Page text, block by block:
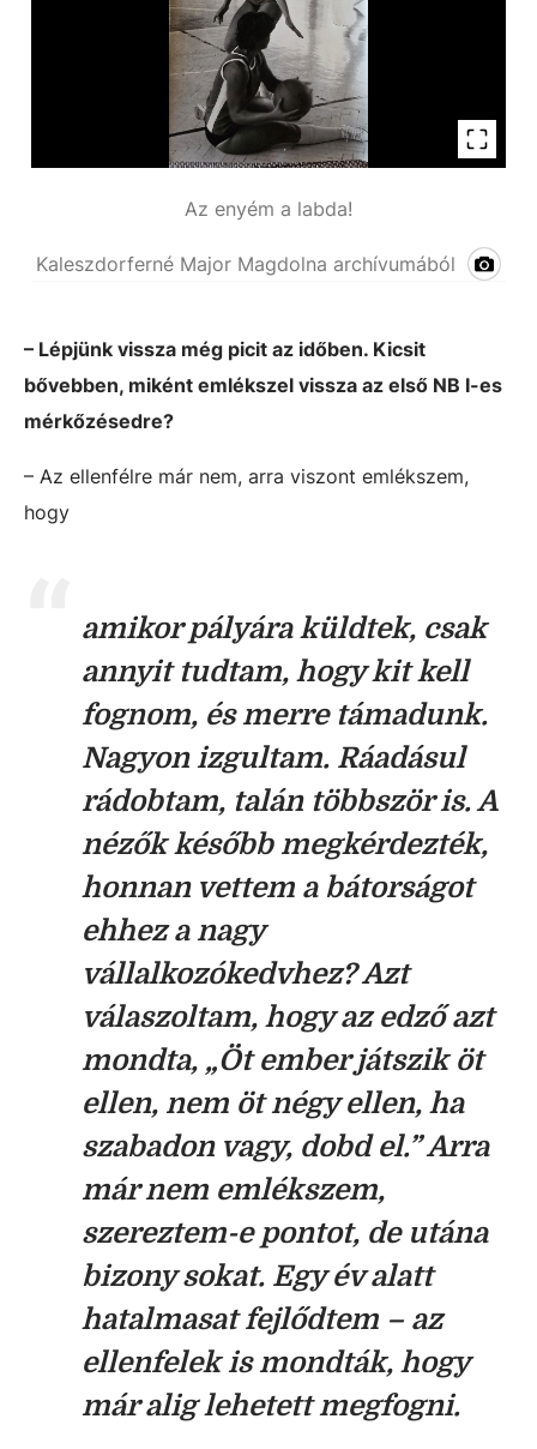
Az enyém a labda!
Kaleszdorferné Major Magdolna archívumából
– Lépjünk vissza még picit az időben. Kicsit
bővebben, miként emlékszel vissza az első NB I-es
mérkőzésedre?
– Az ellenfélre már nem, arra viszont emlékszem,
hogy
amikor pályára küldtek, csak
annyit tudtam, hogy kit kell
fognom, és merre támadunk.
Nagyon izgultam. Ráadásul
rádobtam, talán többször is. A
nézők később megkérdezték,
honnan vettem a bátorságot
ehhez a nagy
vállalkozókedvhez? Azt
válaszoltam, hogy az edző azt
mondta, „Öt ember játszik öt
ellen, nem öt négy ellen, ha
szabadon vagy, dobd el.” Arra
már nem emlékszem,
szereztem-e pontot, de utána
bizony sokat. Egy év alatt
hatalmasat fejlődtem – az
ellenfelek is mondták, hogy
már alig lehetett megfogni.